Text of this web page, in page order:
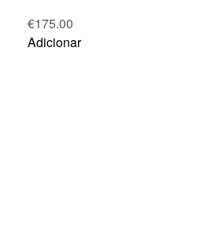
€175.00
Adicionar